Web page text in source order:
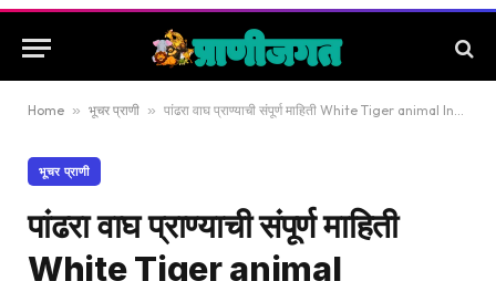
Home » भूचर प्राणी » पांढरा वाघ प्राण्याची संपूर्ण माहिती White Tiger animal Information In Marathi
भूचर प्राणी
पांढरा वाघ प्राण्याची संपूर्ण माहिती
White Tiger animal